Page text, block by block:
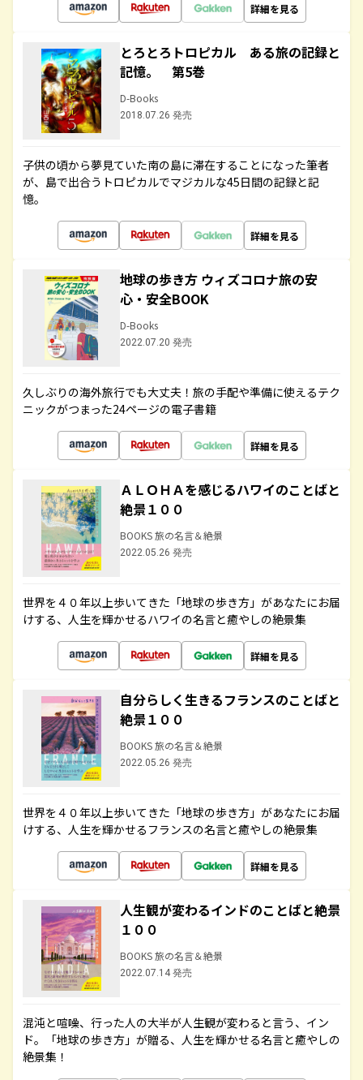
詳細を見る
とろとろトロピカル ある旅の記録と
記憶。 第5巻
D-Books
2018.07.26 発売
子供の頃から夢見ていた南の島に滞在することになった筆者
が、島で出合うトロピカルでマジカルな45日間の記録と記
憶。
詳細を見る
地球の歩き方 ウィズコロナ旅の安
心・安全BOOK
D-Books
2022.07.20 発売
久しぶりの海外旅行でも大丈夫！旅の手配や準備に使えるテク
ニックがつまった24ページの電子書籍
詳細を見る
ＡＬＯＨＡを感じるハワイのことばと
絶景１００
BOOKS 旅の名言＆絶景
2022.05.26 発売
世界を４０年以上歩いてきた「地球の歩き方」があなたにお届
けする、人生を輝かせるハワイの名言と癒やしの絶景集
詳細を見る
自分らしく生きるフランスのことばと
絶景１００
BOOKS 旅の名言＆絶景
2022.05.26 発売
世界を４０年以上歩いてきた「地球の歩き方」があなたにお届
けする、人生を輝かせるフランスの名言と癒やしの絶景集
詳細を見る
人生観が変わるインドのことばと絶景
１００
BOOKS 旅の名言＆絶景
2022.07.14 発売
混沌と喧噪、行った人の大半が人生観が変わると言う、イン
ド。「地球の歩き方」が贈る、人生を輝かせる名言と癒やしの
絶景集！